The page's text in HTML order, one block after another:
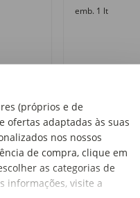
(próprios e de
ofertas adaptadas às suas
nos nossos
de compra, clique em
as categorias de
informações, visite a
emb. 1 lt
1